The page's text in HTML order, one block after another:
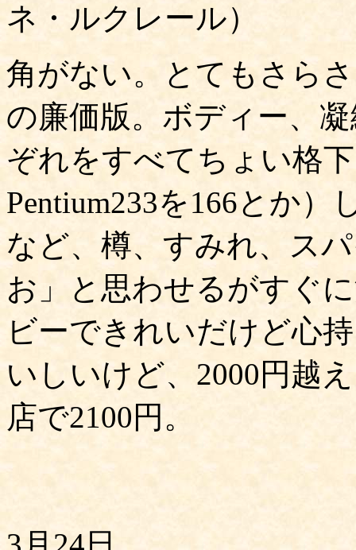
ネ・ルクレール）
角がない。とてもさら
の廉価版。ボディー、
ぞれをすべてちょい格
Pentium233を166とか
など、樽、すみれ、ス
お」と思わせるがすぐ
ビーできれいだけど心
いしいけど、2000円越
店で2100円。